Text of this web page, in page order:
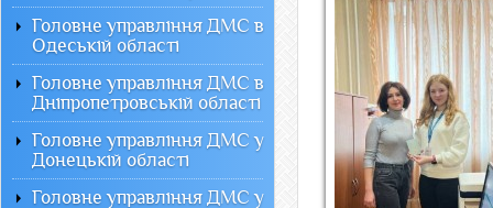
Головне управління ДМС в
Одеській області
Головне управління ДМС в
Дніпропетровській області
Головне управління ДМС у
Донецькій області
Головне управління ДМС у